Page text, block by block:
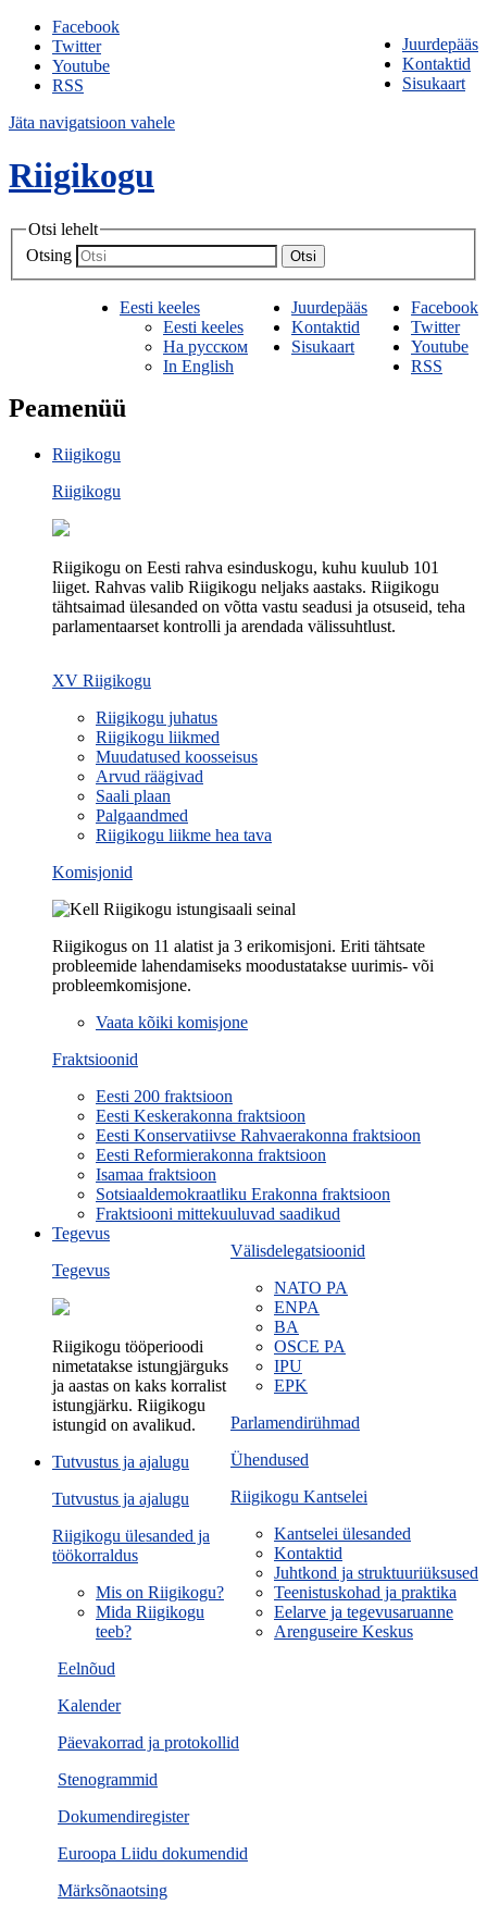
Juurdepääs
Kontaktid
Sisukaart
Facebook
Twitter
Youtube
RSS
Jäta navigatsioon vahele
Riigikogu
Otsi lehelt
Otsing
Otsi
Facebook
Twitter
Youtube
RSS
Juurdepääs
Kontaktid
Sisukaart
Eesti keeles
Eesti keeles
На русском
In English
Peamenüü
Riigikogu
Riigikogu
Riigikogu on Eesti rahva esinduskogu, kuhu kuulub 101
liiget. Rahvas valib Riigikogu neljaks aastaks. Riigikogu
tähtsaimad ülesanded on võtta vastu seadusi ja otsuseid, teha
parlamentaarset kontrolli ja arendada välissuhtlust.
XV Riigikogu
Riigikogu juhatus
Riigikogu liikmed
Muudatused koosseisus
Arvud räägivad
Saali plaan
Palgaandmed
Riigikogu liikme hea tava
Komisjonid
Riigikogus on 11 alatist ja 3 erikomisjoni. Eriti tähtsate
probleemide lahendamiseks moodustatakse uurimis- või
probleemkomisjone.
Vaata kõiki komisjone
Fraktsioonid
Eesti 200 fraktsioon
Eesti Keskerakonna fraktsioon
Eesti Konservatiivse Rahvaerakonna fraktsioon
Eesti Reformierakonna fraktsioon
Isamaa fraktsioon
Sotsiaaldemokraatliku Erakonna fraktsioon
Fraktsiooni mittekuuluvad saadikud
Välisdelegatsioonid
NATO PA
ENPA
BA
OSCE PA
IPU
EPK
Parlamendirühmad
Ühendused
Riigikogu Kantselei
Kantselei ülesanded
Kontaktid
Juhtkond ja struktuuriüksused
Teenistuskohad ja praktika
Eelarve ja tegevusaruanne
Arenguseire Keskus
Tegevus
Tegevus
Riigikogu tööperioodi
nimetatakse istungjärguks
ja aastas on kaks korralist
istungjärku. Riigikogu
istungid on avalikud.
Eelnõud
Kalender
Päevakorrad ja protokollid
Stenogrammid
Dokumendiregister
Euroopa Liidu dokumendid
Märksõnaotsing
Tutvustus ja ajalugu
Tutvustus ja ajalugu
Riigikogu ülesanded ja
töökorraldus
Mis on Riigikogu?
Mida Riigikogu
teeb?